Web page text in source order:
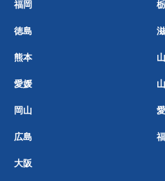
福岡
徳島
熊本
愛媛
岡山
広島
大阪